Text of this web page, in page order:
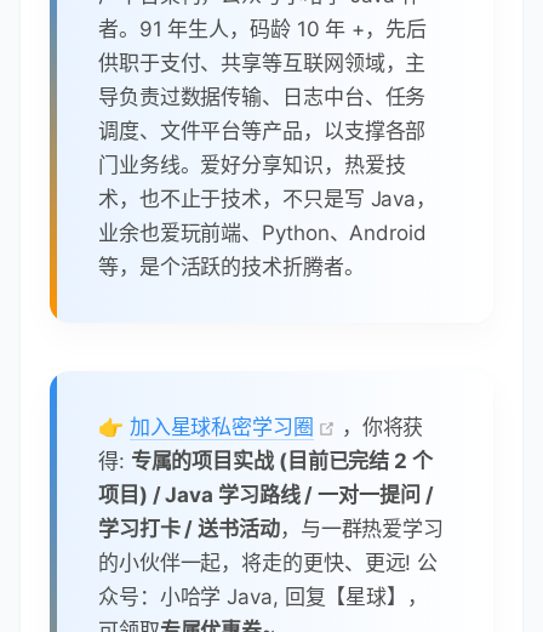
fC0WKQqrHu5ZzXTH4NO3CwGWSlTY74kE9
1zXB5mwWAx1jig+UXYc2w4RkVhy0//lOmVya
/PEepuuTTI4+UJwC7qbVlh5zfhj8oTNUXgN0A
Oc+Q0/WFPl1aw5VV/VrO8FCoB15lFVlpKaQ1
Yh+DVU8ke+rt9Th0BCHXe0uZOEmH0nOnH/
0onD
个人介绍：大家好，我是小哈。前某
厂中台架构，公众号小哈学 Java 作
者。91 年生人，码龄 10 年 +，先后
供职于支付、共享等互联网领域，主
导负责过数据传输、日志中台、任务